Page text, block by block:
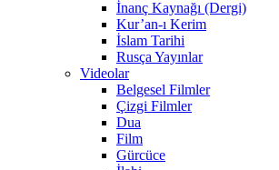
İnanç Kaynağı (Dergi)
Kur’an-ı Kerim
İslam Tarihi
Rusça Yayınlar
Videolar
Belgesel Filmler
Çizgi Filmler
Dua
Film
Gürcüce